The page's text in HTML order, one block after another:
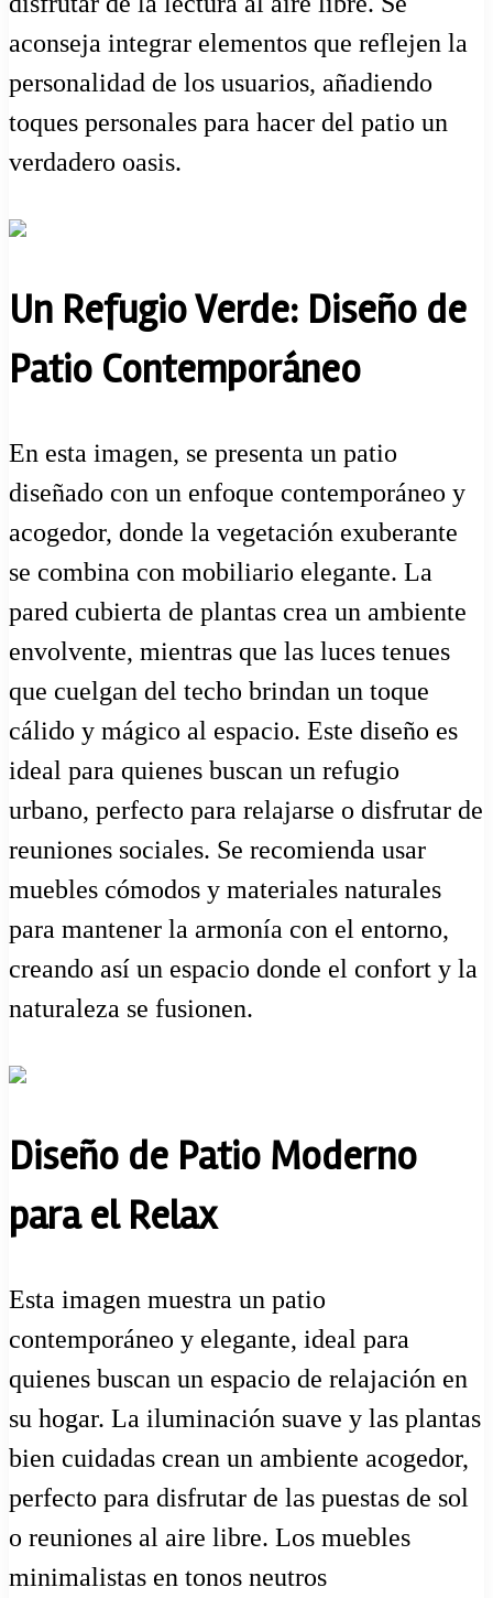
aconseja integrar elementos que reflejen la
personalidad de los usuarios, añadiendo
toques personales para hacer del patio un
verdadero oasis.
Un Refugio Verde: Diseño de
Patio Contemporáneo
En esta imagen, se presenta un patio
diseñado con un enfoque contemporáneo y
acogedor, donde la vegetación exuberante
se combina con mobiliario elegante. La
pared cubierta de plantas crea un ambiente
envolvente, mientras que las luces tenues
que cuelgan del techo brindan un toque
cálido y mágico al espacio. Este diseño es
ideal para quienes buscan un refugio
urbano, perfecto para relajarse o disfrutar de
reuniones sociales. Se recomienda usar
muebles cómodos y materiales naturales
para mantener la armonía con el entorno,
creando así un espacio donde el confort y la
naturaleza se fusionen.
Diseño de Patio Moderno
para el Relax
Esta imagen muestra un patio
contemporáneo y elegante, ideal para
quienes buscan un espacio de relajación en
su hogar. La iluminación suave y las plantas
bien cuidadas crean un ambiente acogedor,
perfecto para disfrutar de las puestas de sol
o reuniones al aire libre. Los muebles
minimalistas en tonos neutros